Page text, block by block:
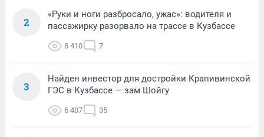
2
«Руки и ноги разбросало, ужас»: водителя и
пассажирку разорвало на трассе в Кузбассе
8 410 7
3
Найден инвестор для достройки Крапивинской
ГЭС в Кузбассе — зам Шойгу
6 407 35